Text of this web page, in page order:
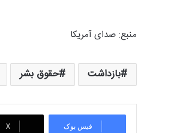
منبع: صدای‌ آمریکا
بازداشت حقوق بشر
فیس بوک X